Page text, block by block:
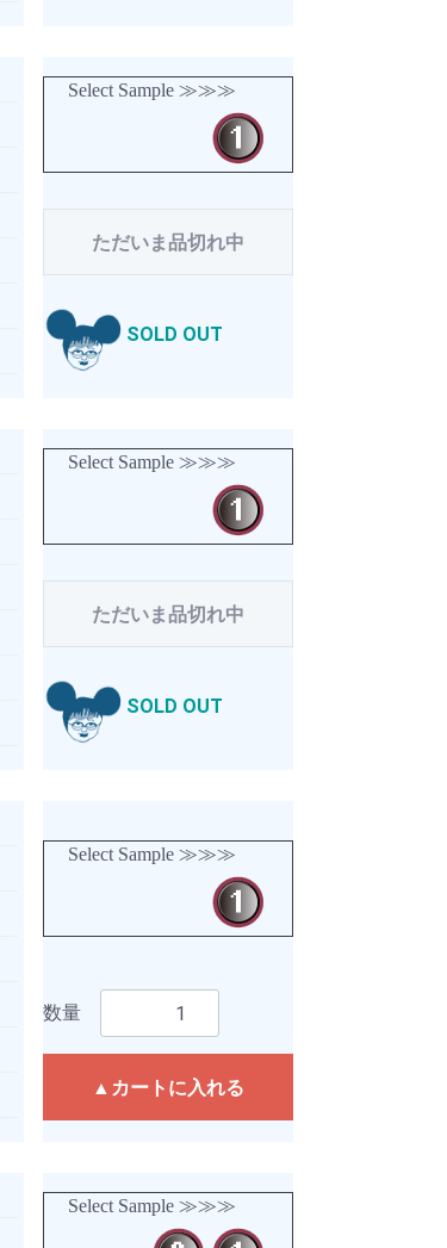
Select Sample ≫≫≫
ただいま品切れ中
SOLD OUT
Select Sample ≫≫≫
ただいま品切れ中
SOLD OUT
Select Sample ≫≫≫
数量
▲カートに入れる
Select Sample ≫≫≫